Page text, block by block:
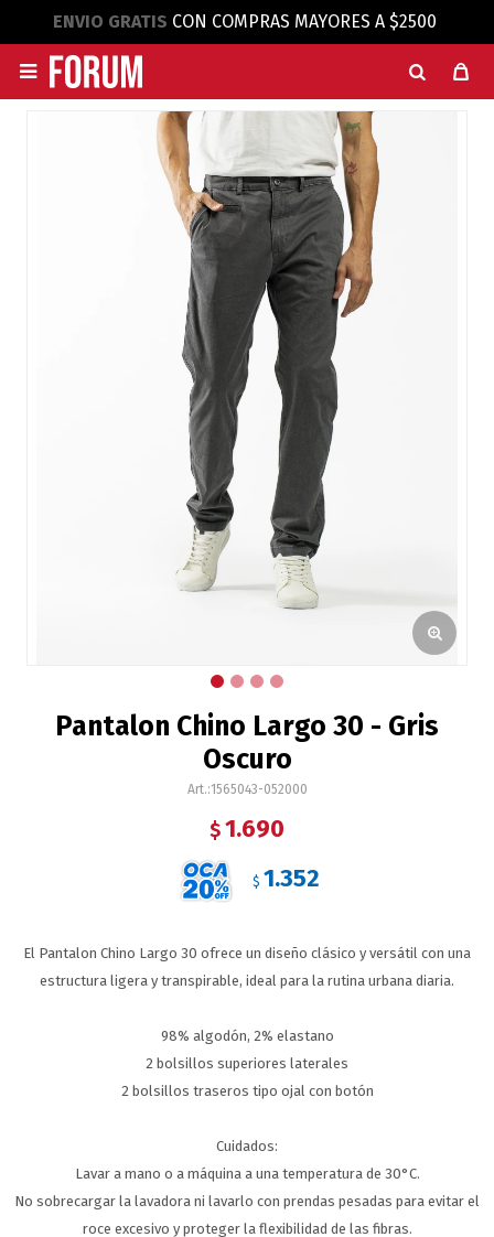
ENVIO GRATIS CON COMPRAS MAYORES A $2500

Pantalon Chino Largo 30 - Gris
Oscuro
1565043-052000
$1.690
$ 1.352
El Pantalon Chino Largo 30 ofrece un diseño clásico y versátil con una
estructura ligera y transpirable, ideal para la rutina urbana diaria.
98% algodón, 2% elastano
2 bolsillos superiores laterales
2 bolsillos traseros tipo ojal con botón
Cuidados:
Lavar a mano o a máquina a una temperatura de 30°C.
No sobrecargar la lavadora ni lavarlo con prendas pesadas para evitar el
roce excesivo y proteger la flexibilidad de las fibras.